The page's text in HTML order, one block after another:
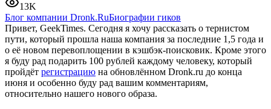
13K
Блог компании Dronk.RuБиографии гиков
Привет, GeekTimes. Сегодня я хочу рассказать о тернистом
пути, который прошла наша компания за последние 1,5 года и
о её новом перевоплощении в кэшбэк-поисковик. Кроме этого
я буду рад подарить 100 рублей каждому человеку, который
пройдёт регистрацию на обновлённом Dronk.ru до конца
июня и особенно буду рад вашим комментариям,
относительно нашего нового образа.